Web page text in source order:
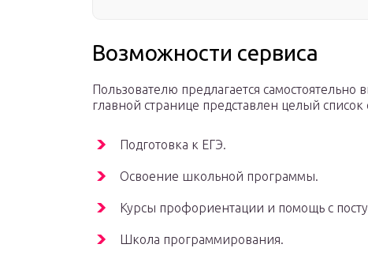
Возможности сервиса
Пользователю предлагается
главной странице представлен целый список
Подготовка к ЕГЭ.
Освоение школьной программы.
Курсы профориентации и помощь с
Школа программирования.